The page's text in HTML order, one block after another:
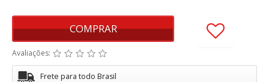
COMPRAR
Avaliações:
Frete para todo Brasil